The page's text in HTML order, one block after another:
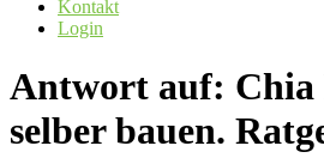
Kontakt
Login
Antwort auf: Chia
selber bauen.